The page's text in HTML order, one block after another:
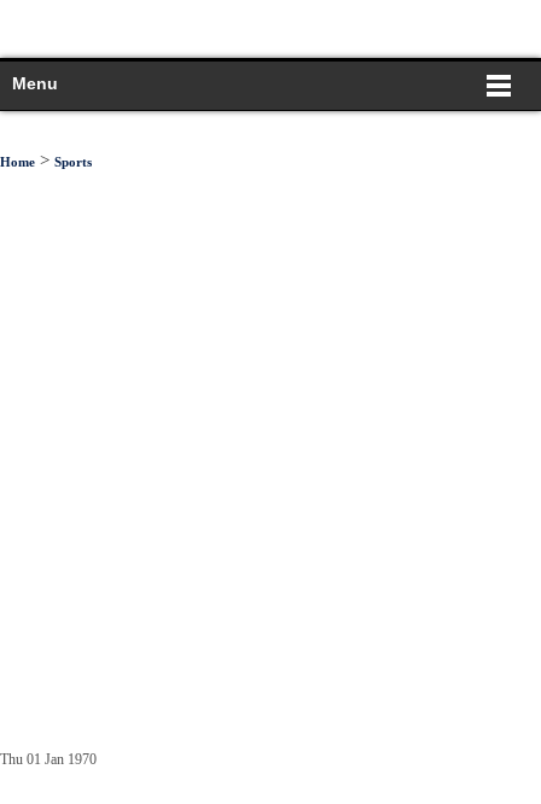
Menu
Home > Sports
Thu 01 Jan 1970